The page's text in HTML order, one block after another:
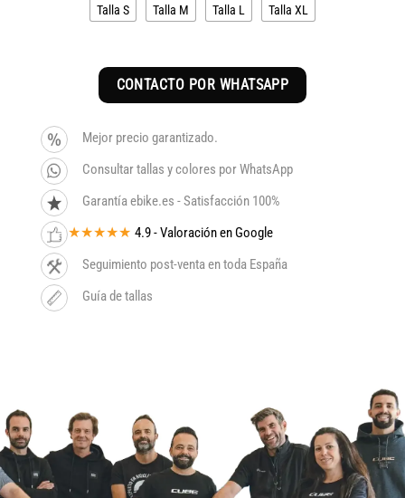
Talla S Talla M Talla L Talla XL
CONTACTO POR WHATSAPP
Mejor precio garantizado.
Consultar tallas y colores por WhatsApp
Garantía ebike.es - Satisfacción 100%
★★★★★ 4.9 - Valoración en Google
Seguimiento post-venta en toda España
Guía de tallas